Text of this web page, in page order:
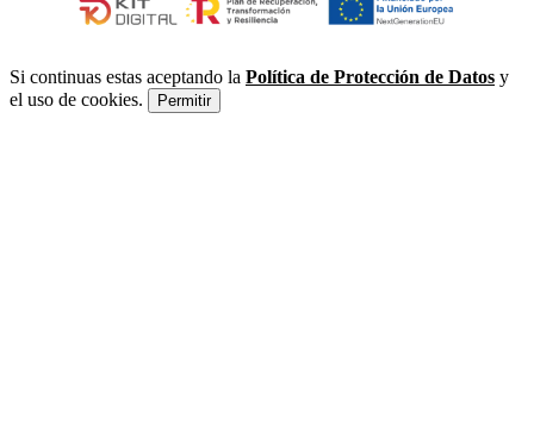
Si continuas estas aceptando la Política de Protección de Datos y
el uso de cookies.
Permitir